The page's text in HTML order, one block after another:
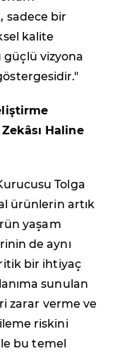
sadece bir
kalite
vizyona
Haline
Tolga
ürünlerin artık
yaşam
de aynı
bir ihtiyaç
sunulan
zarar verme ve
riskini
bu temel